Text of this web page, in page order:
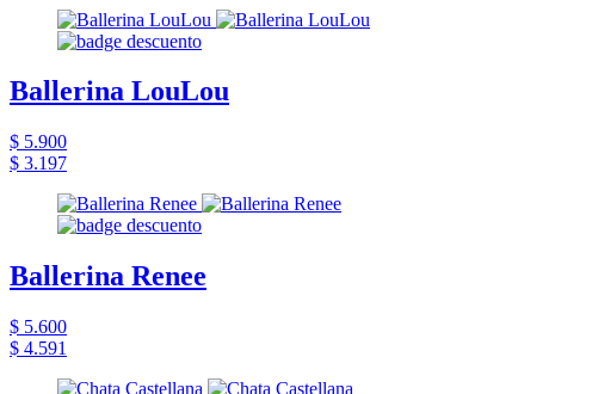
Ballerina LouLou
$ 5.900
$ 3.197
Ballerina Renee
$ 5.600
$ 4.591